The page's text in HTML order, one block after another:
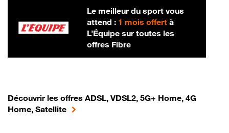
Le meilleur du sport vous
attend : 1 mois offertà
L’Équipe sur toutes les
offres Fibre
Découvrir les offres ADSL, VDSL2, 5G+ Home, 4G
Home, Satellite